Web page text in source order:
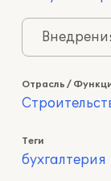
Отрасль /
Теги
бухгалтерия